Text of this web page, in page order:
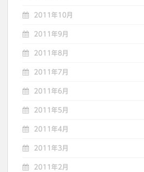
2011年10月
2011年9月
2011年8月
2011年7月
2011年6月
2011年5月
2011年4月
2011年3月
2011年2月